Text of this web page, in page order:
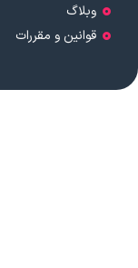
وبلاگ
قوانین و مقررات